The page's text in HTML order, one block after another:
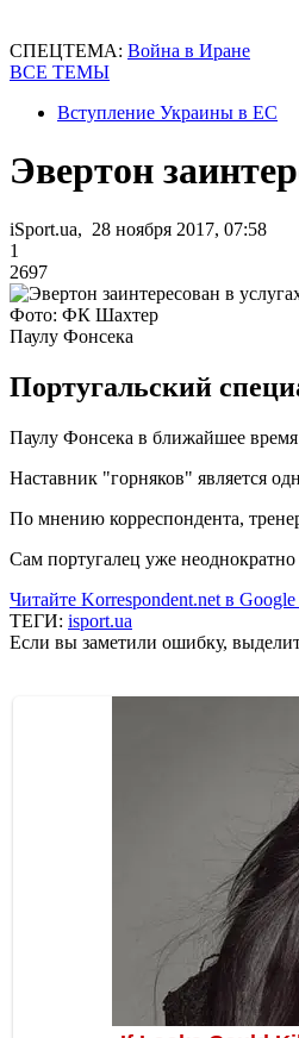
СПЕЦТЕМА: Война в Иране
ВСЕ ТЕМЫ
Вступление Украины в ЕС
Эвертон
iSport.ua, 28 ноября 2017, 07:58
1
2697
Фото: ФК Шахтер
Паулу Фонсека
Португальский
Паулу Фонсека в ближайшее
Наставник "горняков" является
По мнению корреспондента,
Сам португалец уже неоднократно
Читайте Korrespondent.net в
ТЕГИ: isport.ua
Если вы заметили ошибку,